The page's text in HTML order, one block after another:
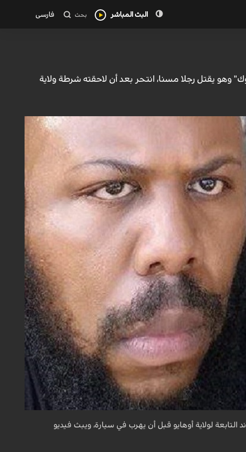
البث المباشر بحث فارسی
وهو يقتل رجلا مسنا، انتحر بعد أن لاحقته شرطة ولاية
على رصيف في مدينة كليفلاند التابعة لولاية أوهايو قبل أن يهرب في سيارة، ويبث فيديو